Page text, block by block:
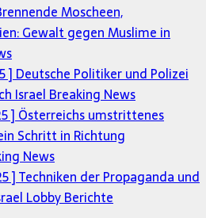
Moscheen,
Gewalt gegen Muslime in
] Deutsche Politiker und Polizei
Israel Breaking News
] Österreichs umstrittenes
Schritt in Richtung
News
]Techniken der Propaganda und
LobbyBerichte